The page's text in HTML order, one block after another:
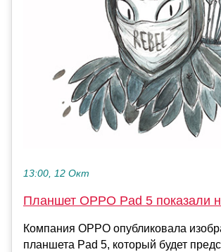
13:00, 12 Окт
Планшет OPPO Pad 5 показали
Компания OPPO опубликовала
планшета Pad 5, который будет